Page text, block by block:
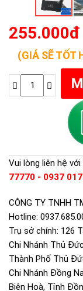
255.000đ
(GIÁ SẼ TỐT
Vui lòng liên hệ
77770 - 0937
CÔNG TY TNHH
Hotline:
Trụ sở chính: 126
Chi Nhánh Thủ
Thành Phố Thủ
Chi Nhánh Đồng
Biên Hoà, Tỉnh